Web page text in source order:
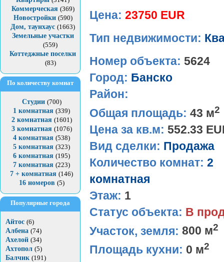
Коммерческая (369)
Новостройки (590)
Дом, таунхаус (1663)
Земельные участки
(559)
Коттеджные поселки
(83)
По количеству комнат
Студии (700)
1 комнатная (339)
2 комнатная (1601)
3 комнатная (1076)
4 комнатная (538)
5 комнатная (323)
6 комнатная (195)
7 комнатная (223)
7 + комнатная (146)
16 номеров (5)
Популярные города
Айтос (6)
Албена (74)
Ахелой (34)
Ахтопол (5)
Балчик (191)
Цена: 23750 EUR
Тип недвижимости:
Номер объекта: 5624
Город: Банско
Район:
Общая площадь: 43 м2
Цена за кв.м: 552.33
Вид сделки: Продажа
Количество комнат: 2
комнатная
Этаж: 1
Статус объекта: В
Участок, земля: 800 м2
Площадь кухни: 0 м2